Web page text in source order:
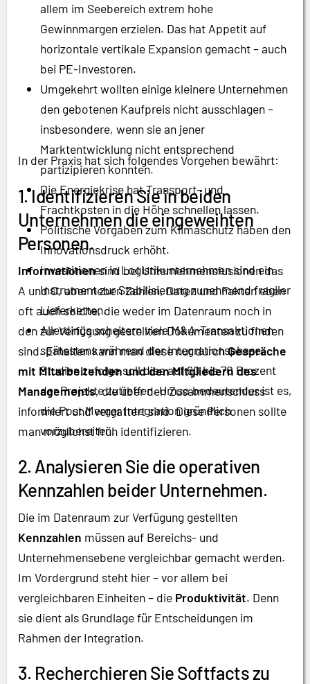
allem im Seebereich extrem hohe
Gewinnmargen erzielen. Das hat Appetit auf
horizontale vertikale Expansion gemacht – auch
bei PE-Investoren.
Umgekehrt wollten einige kleinere Unternehmen
den gebotenen Kaufpreis nicht ausschlagen –
insbesondere, wenn sie an jener
Marktentwicklung nicht entsprechend
partizipieren konnten.
Die Energiekrise hat Transport- und
Frachtkosten in die Höhe schnellen lassen.
Politische Vorgaben zum Klimaschutz haben den
Innovationsdruck erhöht.
Investitionen in Logistikunternehmen sind ein
Instrument zur Stabilisierung zunehmend fragiler
Lieferketten.
Allerdings scheitern viele M&A-Transaktionen
spätestens während der Integrationsphase.
Studien zufolge soll dies auf 60 bis 70 Prozent
der Projekte zutreffen. Umso bedeutender ist es,
die Post Merger Integration gründlich
vorzubereiten.
In der Praxis hat sich folgendes Vorgehen bewährt:
1. Identifizieren Sie in beiden
Unternehmen die eingeweihten
Personen.
Informationensind bei Unternehmensfusionen das
A und O, aber neben Zahlen, Daten und Fakten eben
oft auch solche, die weder im Datenraum noch in
den zur Verfügung gestellten Dokumenten zu finden
sind. Erhalten kann man diese nur durchGespräche
mit Mitarbeitenden und den Mitgliedern des
Managements, die über den Zusammenschluss
informiert und vergattert sind. Diese Personen sollte
man möglichst früh identifizieren.
2. Analysieren Sie die operativen
Kennzahlen beider Unternehmen.
Die im Datenraum zur Verfügung gestellten
Kennzahlen müssen auf Bereichs- und
Unternehmensebene vergleichbar gemacht werden.
Im Vordergrund steht hier – vor allem bei
vergleichbaren Einheiten – die Produktivität. Denn
sie dient als Grundlage für Entscheidungen im
Rahmen der Integration.
3. Recherchieren Sie Softfacts zu